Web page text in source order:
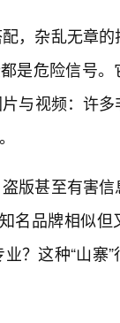
，杂乱无章
是危险信号
与视频：许
版甚至有害
名品牌相似但
？这种“山寨